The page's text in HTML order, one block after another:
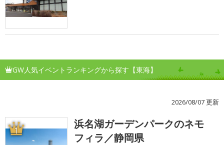
GW人気イベントランキングから探す【東海】
2026/08/07 更新
1
浜名湖ガーデンパークのネモ
フィラ／静岡県